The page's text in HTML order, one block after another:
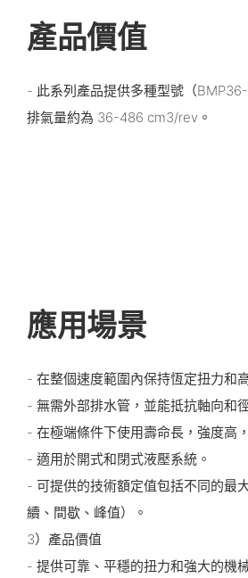
產品價值
- 此系列產品提供多種型號（
排氣量約為 36-486 cm3/rev。
應用場景
- 在整個速度範圍內保持恆定扭力和
- 無需外部排水管，並能抵抗軸向和
- 在極端條件下使用壽命長，強度高
- 適用於開式和閉式液壓系統。
- 可提供的技術額定值包括不同的最
續、間歇、峰值）。
3）產品價值
- 提供可靠、平穩的扭力和強大的機